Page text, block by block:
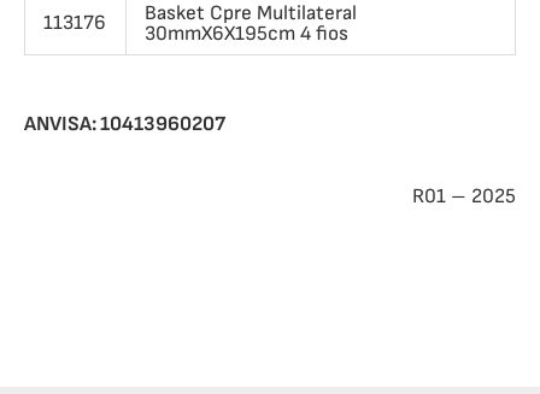
113176
Basket Cpre Multilateral
30mmX6X195cm 4 fios
ANVISA: 10413960207
R01 – 2025